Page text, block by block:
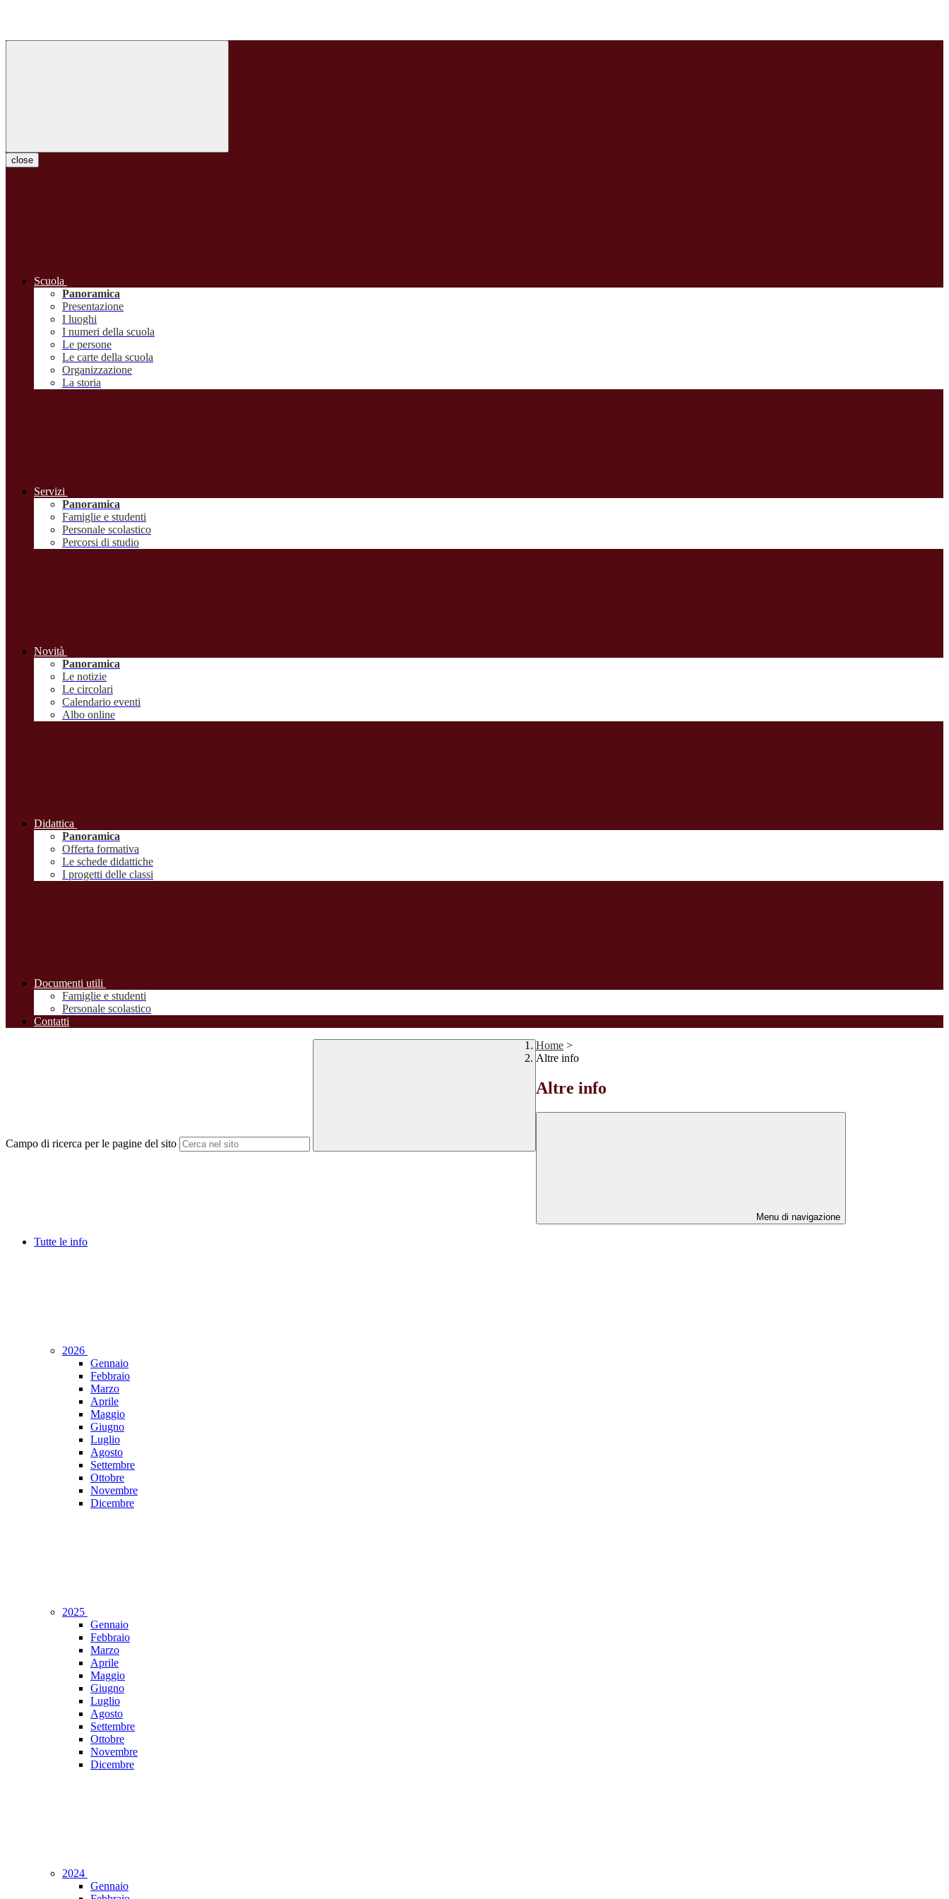
close
Scuola
Panoramica
Presentazione
I luoghi
I numeri della scuola
Le persone
Le carte della scuola
Organizzazione
La storia
Servizi
Panoramica
Famiglie e studenti
Personale scolastico
Percorsi di studio
Novità
Panoramica
Le notizie
Le circolari
Calendario eventi
Albo online
Didattica
Panoramica
Offerta formativa
Le schede didattiche
I progetti delle classi
Documenti utili
Famiglie e studenti
Personale scolastico
Contatti
Campo di ricerca per le pagine del sito
Home >
Altre info
Altre info
Menu di navigazione
Tutte le info
2026
Gennaio
Febbraio
Marzo
Aprile
Maggio
Giugno
Luglio
Agosto
Settembre
Ottobre
Novembre
Dicembre
2025
Gennaio
Febbraio
Marzo
Aprile
Maggio
Giugno
Luglio
Agosto
Settembre
Ottobre
Novembre
Dicembre
2024
Gennaio